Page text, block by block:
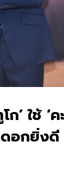
ใช้ ‘ค
อกยิ่งดี